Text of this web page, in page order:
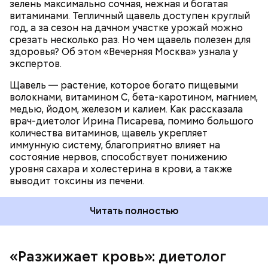
зелень максимально сочная, нежная и богатая
витаминами. Тепличный щавель доступен круглый
год, а за сезон на дачном участке урожай можно
срезать несколько раз. Но чем щавель полезен для
здоровья? Об этом «Вечерняя Москва» узнала у
экспертов.
Щавель — растение, которое богато пищевыми
волокнами, витамином С, бета-каротином, магнием,
медью, йодом, железом и калием. Как рассказала
врач-диетолог Ирина Писарева, помимо большого
количества витаминов, щавель укрепляет
иммунную систему, благоприятно влияет на
состояние нервов, способствует понижению
уровня сахара и холестерина в крови, а также
выводит токсины из печени.
Читать полностью
«Разжижает кровь»: диетолог
Диетолог отметила, что норма потребления
оказывают раздражающее действие на слизистые
оболочки кишечника и могут вызвать обострение,
— предупредила Соломатина.